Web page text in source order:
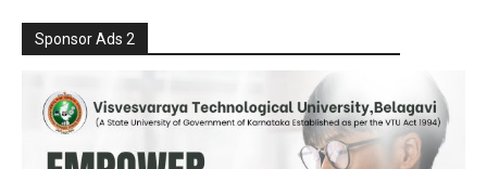
Sponsor Ads 2